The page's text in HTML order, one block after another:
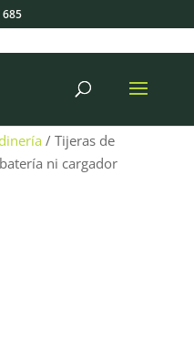
685
/ Tijeras de
ni cargador